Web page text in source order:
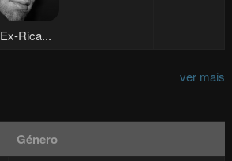
Ex-Rica...
ver mais
Género